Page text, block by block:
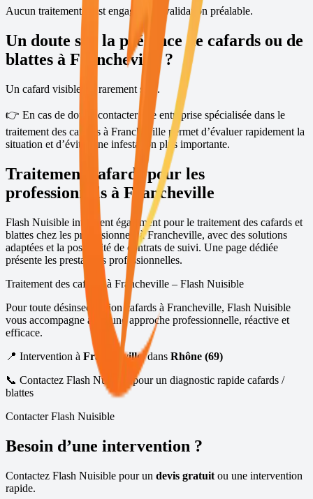
Aucun traitement n’est engagé sans validation préalable.
Un doute sur la présence de cafards ou de
blattes à Francheville ?
Un cafard visible est rarement seul.
👉 En cas de doute, contacter une entreprise spécialisée dans le
traitement des cafards à Francheville permet d’évaluer rapidement la
situation et d’éviter une infestation plus importante.
Traitement cafards pour les
professionnels à Francheville
Flash Nuisible intervient également pour le traitement des cafards et
blattes chez les professionnels àFrancheville, avec des solutions
adaptées et la possibilité de contrats de suivi. Une page dédiée
présente les prestations professionnelles.
Traitement des cafards à Francheville – Flash Nuisible
Pour toute désinsectisation cafards à Francheville, Flash Nuisible
vous accompagne avec une approche professionnelle, réactive et
efficace.
📍 Intervention à Francheville, dans Rhône (69)
📞 Contactez Flash Nuisible pour un diagnostic rapide cafards /
blattes
Contacter Flash Nuisible
Besoin d’une intervention ?
Contactez Flash Nuisible pour un devis gratuit ou une intervention
rapide.